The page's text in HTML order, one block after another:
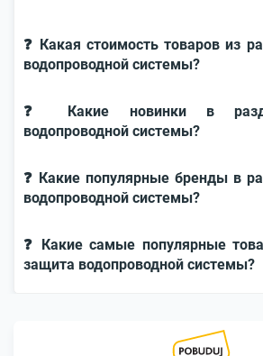
❓ Какая стоимость товаров из
водопроводной системы?
❓ Какие новинки в
водопроводной системы?
❓ Какие популярные бренды в
водопроводной системы?
❓ Какие самые популярные
защита водопроводной системы?